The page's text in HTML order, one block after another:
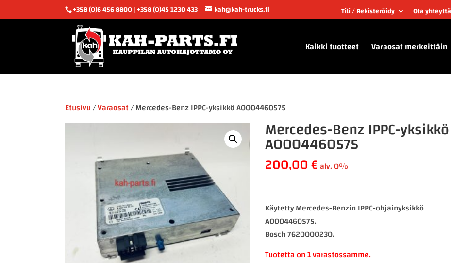
+358 (0)6 456 8800 | +358 (0)45 1230 433 kah@kah-trucks.fi Tili / Rekisteröidy Ota yhteyttä
Kaikki tuotteet Varaosat merkeittäin
Etusivu/Varaosat/ Mercedes-Benz IPPC-yksikkö A0004460575
Mercedes-Benz IPPC-yksikkö
A0004460575
200,00€alv. 0%
Käytetty Mercedes-Benzin IPPC-ohjainyksikkö
A0004460575.
Bosch 7620000230.
Tuotetta on 1 varastossamme.